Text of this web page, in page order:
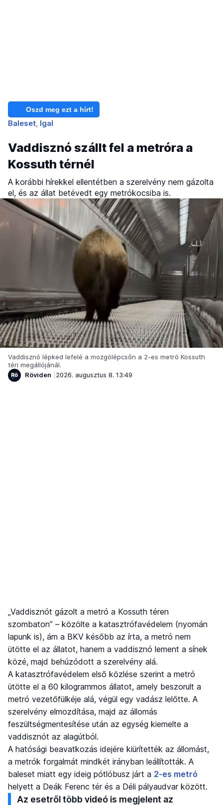
Oszd meg ezt a hírt!
Baleset Igal
Vaddisznó szállt fel a metróra a
Kossuth térnél
A korábbi hírekkel ellentétben a szerelvény nem gázolta
el, és az állat betévedt egy metrókocsiba is.
Vaddisznó lépked lefelé a mozgólépcsőn a 2-es metró Kossuth
téri megállójánál.
Röviden
2026. augusztus 8. 13:49
„Vaddisznót gázolt a metró a Kossuth téren
szombaton” – közölte a katasztrófavédelem (nyomán
lapunk is), ám a BKV később az írta, a metró nem
ütötte el az állatot, hanem a vaddisznó lement a sínek
közé, majd behúzódott a szerelvény alá.
A katasztrófavédelem első közlése szerint a metró
ütötte el a 60 kilogrammos állatot, amely beszorult a
metró vezetőfülkéje alá, végül egy vadász lelőtte. A
szerelvény elmozdítása, majd az állomás
feszültségmentesítése után az egység kiemelte a
vaddisznót az alagútból.
A hatósági beavatkozás idejére kiürítették az állomást,
a metrók forgalmát mindkét irányban leállították. A
baleset miatt egy ideig pótlóbusz járt a 2-es metró
helyett a Deák Ferenc tér és a Déli pályaudvar között.
Az esetről több videó is megjelent az